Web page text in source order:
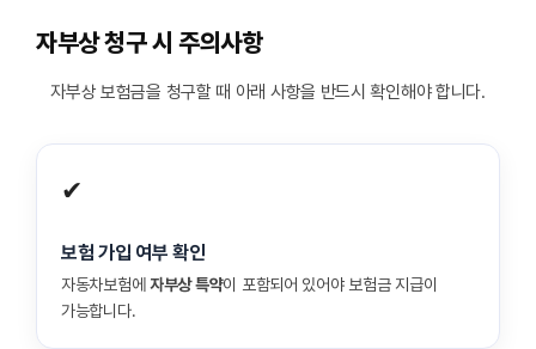
자부상 청구 시 주의사항
자부상 보험금을 청구할 때 아래 사항을 반드시 확인해야 합니다.
✔
보험 가입 여부 확인
자동차보험에자부상 특약이 포함되어 있어야 보험금 지급이
가능합니다.